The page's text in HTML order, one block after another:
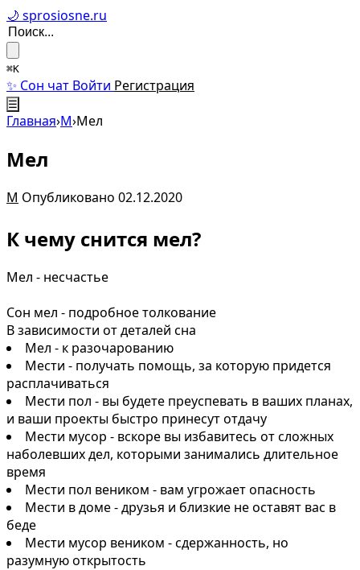
🌙 sprosiosne.ru
⌘K
✨ Сон чат Войти Регистрация
☰
Главная›М›Мел
Мел
М Опубликовано 02.12.2020
К чему снится мел?
Мел - несчастье
Сон мел - подробное толкование
В зависимости от деталей сна
Мел - к разочарованию
Мести - получать помощь, за которую придется
расплачиваться
Мести пол - вы будете преуспевать в ваших планах,
и ваши проекты быстро принесут отдачу
Мести мусор - вскоре вы избавитесь от сложных
наболевших дел, которыми занимались длительное
время
Мести пол веником - вам угрожает опасность
Мести в доме - друзья и близкие не оставят вас в
беде
Мести мусор веником - сдержанность, но
разумную открытость